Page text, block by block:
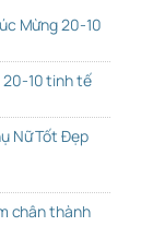
Mừng 20-10
20-10 tinh tế
Nữ Tốt Đẹp
chân thành